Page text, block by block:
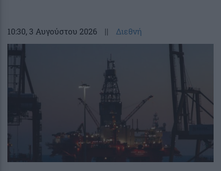
10:30, 3 Αυγούστου 2026 || Διεθνή